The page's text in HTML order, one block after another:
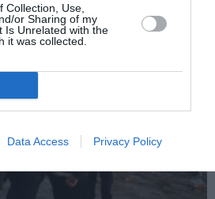
Collection, Use,
or Sharing of my
Is Unrelated with the
it was collected.
Data Access Privacy Policy